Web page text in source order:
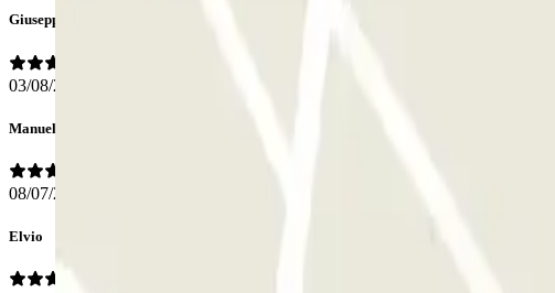
Giuseppe
03/08/2020
Manuela
08/07/2020
Elvio